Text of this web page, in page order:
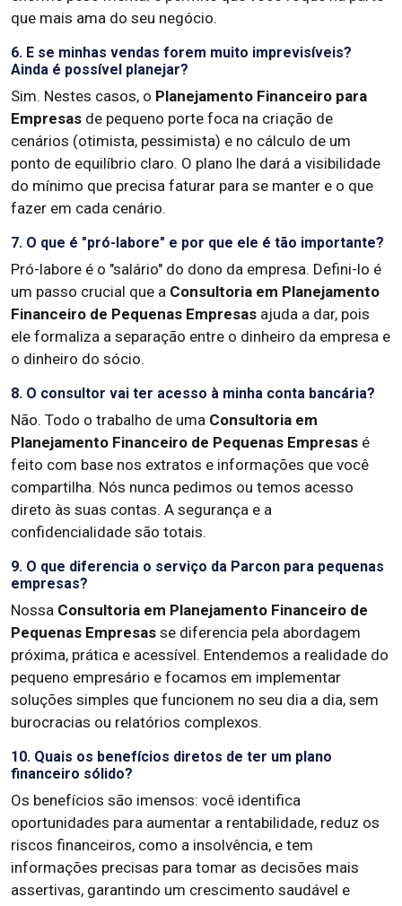
que mais ama do seu negócio.
6. E se minhas vendas forem muito imprevisíveis?
Ainda é possível planejar?
Sim. Nestes casos, o Planejamento Financeiro para
Empresas de pequeno porte foca na criação de
cenários (otimista, pessimista) e no cálculo de um
ponto de equilíbrio claro. O plano lhe dará a visibilidade
do mínimo que precisa faturar para se manter e o que
fazer em cada cenário.
7. O que é "pró-labore" e por que ele é tão importante?
Pró-labore é o "salário" do dono da empresa. Defini-lo é
um passo crucial que a Consultoria em Planejamento
Financeiro de Pequenas Empresas ajuda a dar, pois
ele formaliza a separação entre o dinheiro da empresa e
o dinheiro do sócio.
8. O consultor vai ter acesso à minha conta bancária?
Não. Todo o trabalho de uma Consultoria em
Planejamento Financeiro de Pequenas Empresas é
feito com base nos extratos e informações que você
compartilha. Nós nunca pedimos ou temos acesso
direto às suas contas. A segurança e a
confidencialidade são totais.
9. O que diferencia o serviço da Parcon para pequenas
empresas?
Nossa Consultoria em Planejamento Financeiro de
Pequenas Empresas se diferencia pela abordagem
próxima, prática e acessível. Entendemos a realidade do
pequeno empresário e focamos em implementar
soluções simples que funcionem no seu dia a dia, sem
burocracias ou relatórios complexos.
10. Quais os benefícios diretos de ter um plano
financeiro sólido?
Os benefícios são imensos: você identifica
oportunidades para aumentar a rentabilidade, reduz os
riscos financeiros, como a insolvência, e tem
informações precisas para tomar as decisões mais
assertivas, garantindo um crescimento saudável e